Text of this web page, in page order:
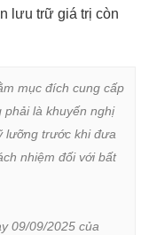
lưu trữ giá trị còn
mục đích cung cấp
phải là khuyến nghị
lưỡng trước khi đưa
nhiệm đối với bất
09/09/2025 của